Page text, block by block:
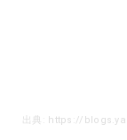
出典: https://